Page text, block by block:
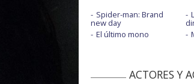
Spider-man: Brand
new day
El último mono
ACTORES Y